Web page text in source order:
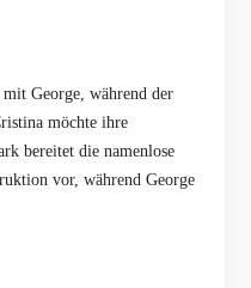
George, während der
möchte ihre
bereitet die namenlose
vor, während George